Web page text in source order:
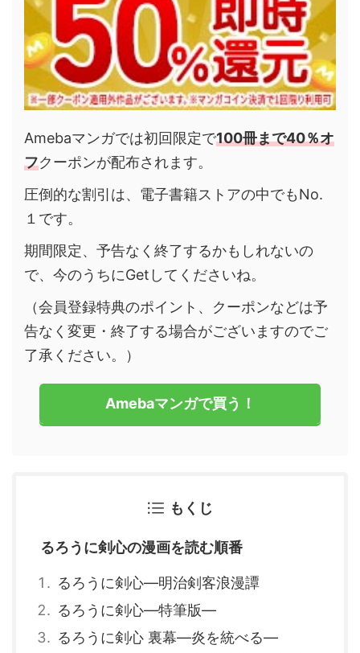
Amebaマンガでは初回限定で100冊まで40％オ
フクーポンが配布されます。
圧倒的な割引は、電子書籍ストアの中でもNo.
１です。
期間限定、予告なく終了するかもしれないの
で、今のうちにGetしてくださいね。
（会員登録特典のポイント、クーポンなどは予
告なく変更・終了する場合がございますのでご
了承ください。）
Amebaマンガで買う！
もくじ
るろうに剣心の漫画を読む順番
るろうに剣心―明治剣客浪漫譚
るろうに剣心―特筆版―
るろうに剣心 裏幕―炎を統べる―